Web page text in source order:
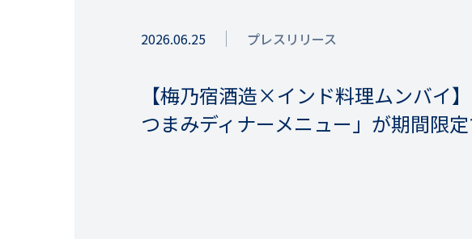
2026.06.25 プレスリリース
【梅乃宿酒造×インド料理ムンバイ
つまみディナーメニュー」が期間限